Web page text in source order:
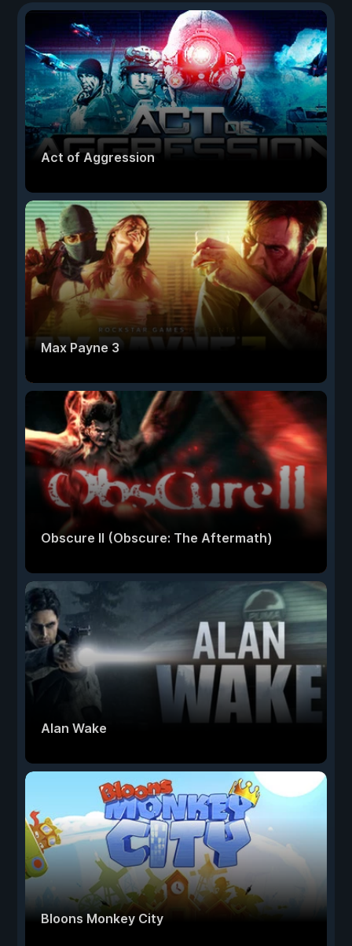
Act of Aggression
Max Payne 3
Obscure II (Obscure: The Aftermath)
Alan Wake
Bloons Monkey City